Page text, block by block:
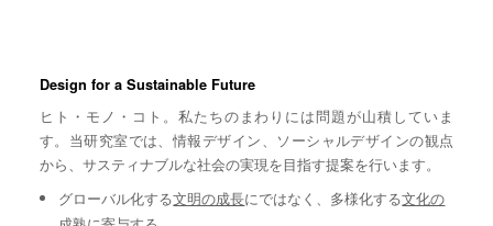
Design for a Sustainable Future
ヒト・モノ・コト。私たちのまわりには問題が山積していま
す。当研究室では、情報デザイン、ソーシャルデザインの観点
から、サスティナブルな社会の実現を目指す提案を行います。
グローバル化する文明の成長にではなく、多様化する文化の